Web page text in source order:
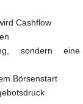
Cashflow
sondern eine
Börsenstart